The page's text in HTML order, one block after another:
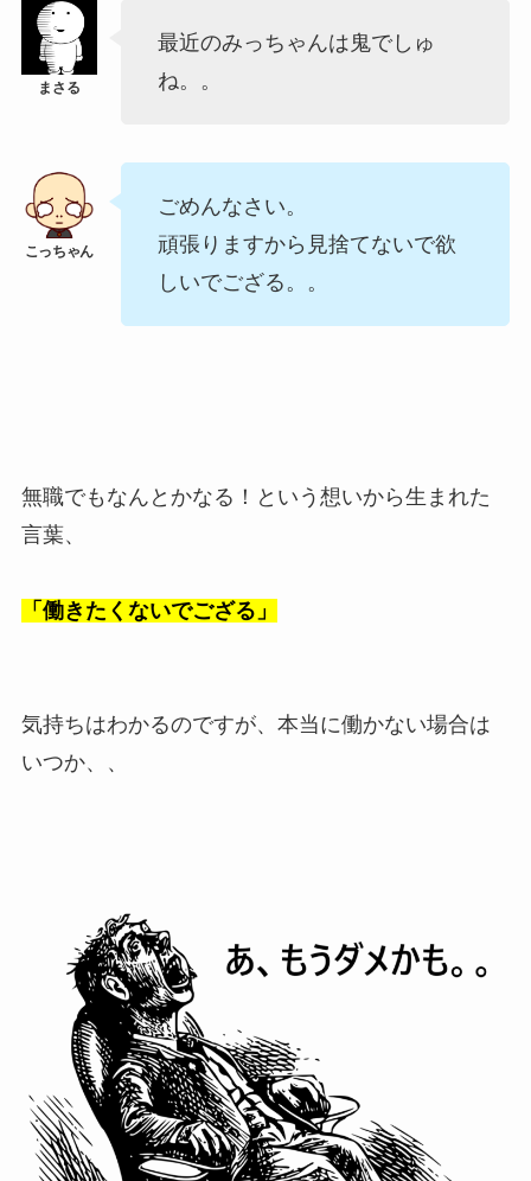
最近のみっちゃんは鬼でしゅ
ね。。
ごめんなさい。
頑張りますから見捨てないで欲
しいでござる。。
無職でもなんとかなる！という想いから生まれた
言葉、
「働きたくないでござる」
気持ちはわかるのですが、本当に働かない場合は
いつか、、